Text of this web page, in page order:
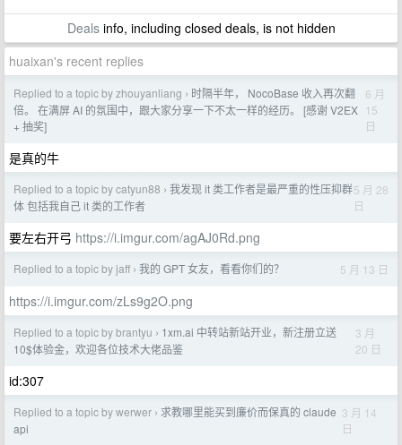
Dealsinfo, including closed deals, is not hidden
huaixan's recent replies
Replied to a topic by zhouyanliang › 时隔半年， NocoBase 收入再次翻
倍。 在满屏 AI 的氛围中，跟大家分享一下不太一样的经历。 [感谢 V2EX
+ 抽奖]
6 月
15
日
是真的牛
Replied to a topic by catyun88 › 我发现 it 类工作者是最严重的性压抑群
体 包括我自己 it 类的工作者
5 月 28
日
要左右开弓 https://i.imgur.com/agAJ0Rd.png
Replied to a topic by jaff › 我的 GPT 女友，看看你们的？ 5 月 13 日
https://i.imgur.com/zLs9g2O.png
Replied to a topic by brantyu › 1xm.ai 中转站新站开业，新注册立送
10$体验金，欢迎各位技术大佬品鉴
3 月
20 日
id:307
Replied to a topic by werwer › 求教哪里能买到廉价而保真的 claude
api
3 月 14
日